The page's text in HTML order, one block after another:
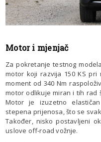
Motor i mjenjač
Za pokretanje testnog
motor koji razvija 150 KS pri
moment od 340 Nm
motor odlikuje miran i tih rad
Motor je izuzetno
stepena prijenosa, što se
Također, nisko postavljeni
uslove off-road vožnje.